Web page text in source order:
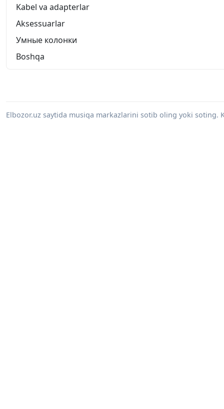
Kabel va adapterlar
Aksessuarlar
Умные колонки
Boshqa
Elbozor.uz saytida musiqa markazlarini sotib oling yoki